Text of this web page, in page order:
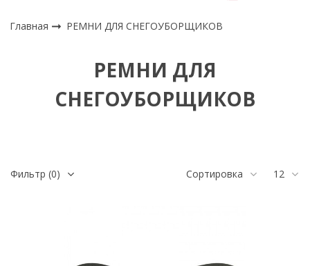
Главная РЕМНИ ДЛЯ СНЕГОУБОРЩИКОВ
РЕМНИ ДЛЯ
СНЕГОУБОРЩИКОВ
Фильтр (0) Сортировка 12